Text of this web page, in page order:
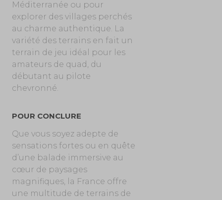
Méditerranée ou pour
explorer des villages perchés
au charme authentique. La
variété des terrains en fait un
terrain de jeu idéal pour les
amateurs de quad, du
débutant au pilote
chevronné.
POUR CONCLURE
Que vous soyez adepte de
sensations fortes ou en quête
d’une balade immersive au
cœur de paysages
magnifiques, la France offre
une multitude de terrains de